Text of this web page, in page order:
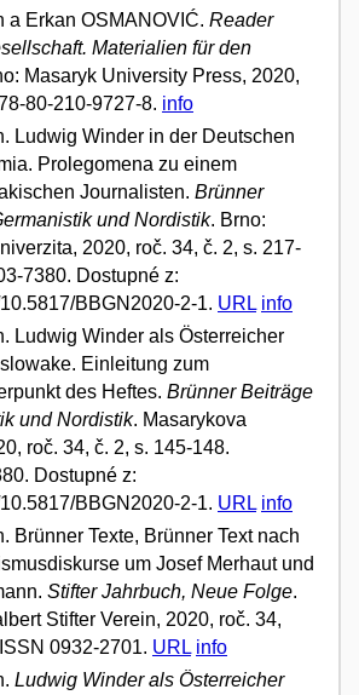
a Erkan OSMANOVIĆ. Reader
Materialien für den
Masaryk University Press, 2020,
80-210-9727-8. info
Ludwig Winder in der Deutschen
Prolegomena zu einem
Journalisten. Brünner
und Nordistik. Brno:
2020, roč. 34, č. 2, s. 217-
7380. Dostupné z:
BBGN2020-2-1. URL info
Ludwig Winder als Österreicher
Einleitung zum
des Heftes. Brünner Beiträge
und Nordistik. Masarykova
roč. 34, č. 2, s. 145-148.
Dostupné z:
BBGN2020-2-1. URL info
Brünner Texte, Brünner Text nach
um Josef Merhaut und
Stifter Jahrbuch, Neue Folge.
Stifter Verein, 2020, roč. 34,
0932-2701. URL info
Ludwig Winder als Österreicher